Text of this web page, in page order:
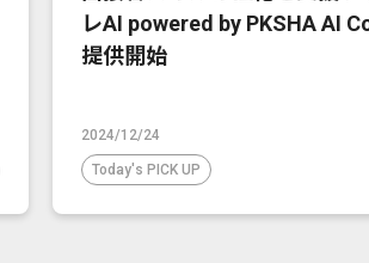
レAI powered by PKSHA AI
提供開始
2024/12/24
Today's PICK UP